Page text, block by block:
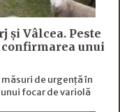
și Vâlcea. Peste
confirmarea unui
de urgență în
focar de variolă